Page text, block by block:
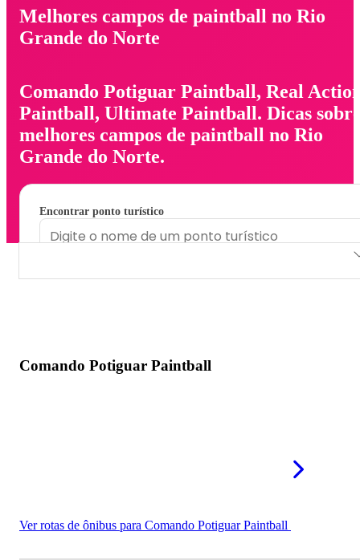
Melhores campos de paintball no Rio
Grande do Norte
Comando Potiguar Paintball, Real
Paintball, Ultimate Paintball. Dicas
melhores campos de paintball no Rio
Grande do Norte.
Encontrar ponto turístico
Comando Potiguar Paintball
Ver rotas de ônibus para Comando Potiguar Paintball